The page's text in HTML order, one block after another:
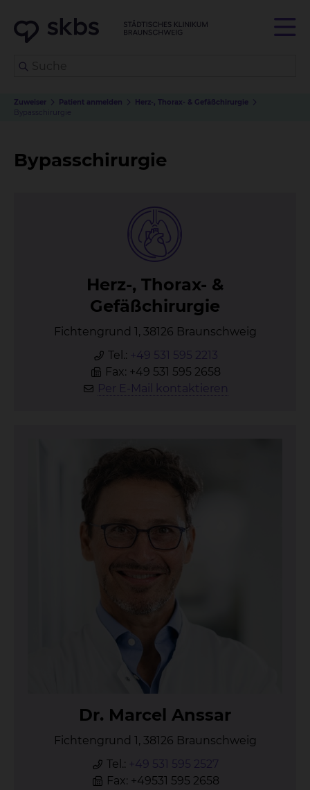
Zuweiser Patient anmelden
Herz-, Thorax- & Gefäßchirurgie
Bypasschirurgie
Bypasschirurgie
Herz-, Tho­rax- &
Ge­fäß­chir­ur­gie
Fichtengrund 1, 38126 Braunschweig
Tel.: +49 531 595 2213
Fax: +49 531 595 2658
Per E-Mail kontaktieren
Dr. Mar­cel Ans­sar
Fichtengrund 1, 38126 Braunschweig
Tel.: +49 531 595 2527
Fax: +49531 595 2658